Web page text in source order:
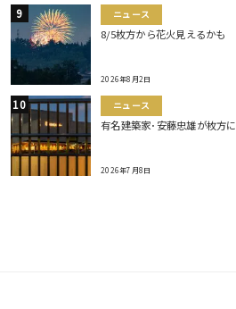
ニュース
8/5枚方から花火見えるかも
2026年8月2日
ニュース
有名建築家･安藤忠雄が枚方に
2026年7月8日